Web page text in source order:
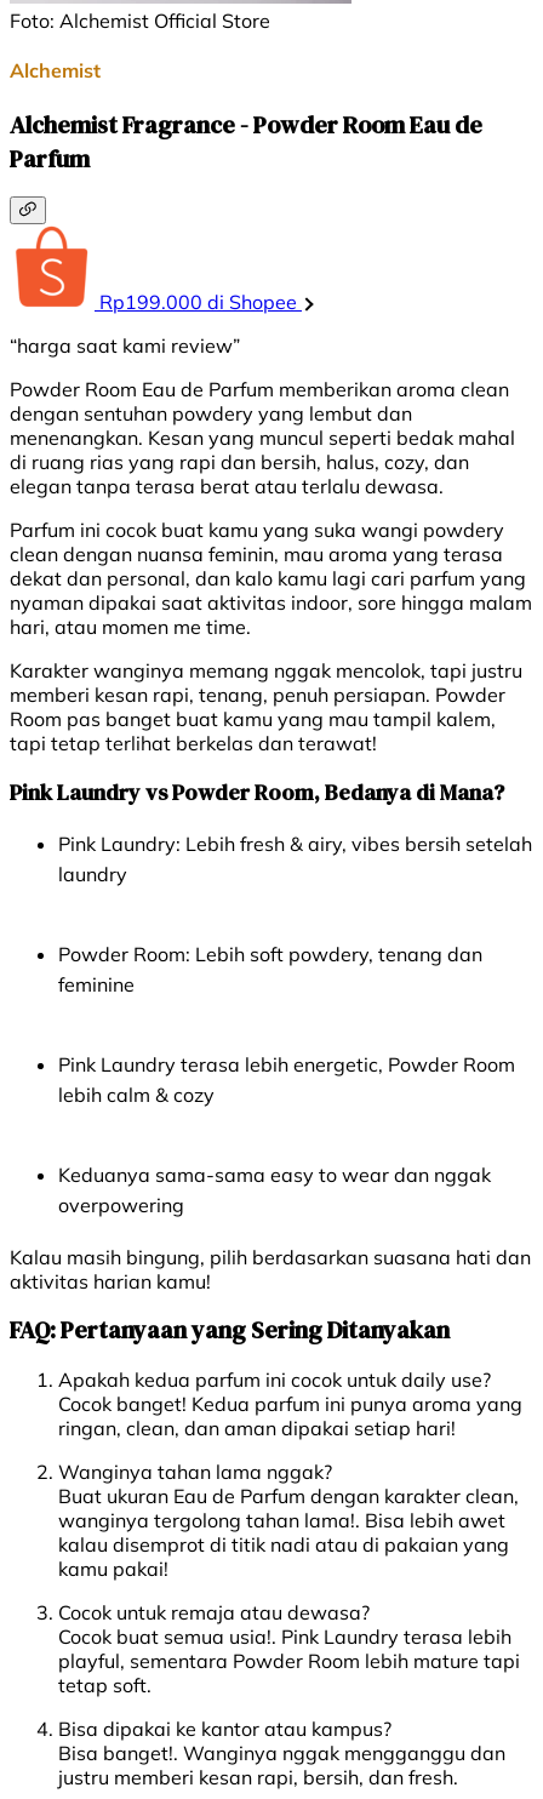
Foto: Alchemist Official Store
Alchemist
Alchemist Fragrance - Powder Room Eau de
Parfum
Rp199.000 di Shopee
“harga saat kami review”
Powder Room Eau de Parfum memberikan aroma clean
dengan sentuhan powdery yang lembut dan
menenangkan. Kesan yang muncul seperti bedak mahal
di ruang rias yang rapi dan bersih, halus, cozy, dan
elegan tanpa terasa berat atau terlalu dewasa.
Parfum ini cocok buat kamu yang suka wangi powdery
clean dengan nuansa feminin, mau aroma yang terasa
dekat dan personal, dan kalo kamu lagi cari parfum yang
nyaman dipakai saat aktivitas indoor, sore hingga malam
hari, atau momen me time.
Karakter wanginya memang nggak mencolok, tapi justru
memberi kesan rapi, tenang, penuh persiapan. Powder
Room pas banget buat kamu yang mau tampil kalem,
tapi tetap terlihat berkelas dan terawat!
Pink Laundry vs Powder Room, Bedanya di Mana?
Pink Laundry: Lebih fresh & airy, vibes bersih setelah
laundry
Powder Room: Lebih soft powdery, tenang dan
feminine
Pink Laundry terasa lebih energetic, Powder Room
lebih calm & cozy
Keduanya sama-sama easy to wear dan nggak
overpowering
Kalau masih bingung, pilih berdasarkan suasana hati dan
aktivitas harian kamu!
FAQ: Pertanyaan yang Sering Ditanyakan
Apakah kedua parfum ini cocok untuk daily use?
Cocok banget! Kedua parfum ini punya aroma yang
ringan, clean, dan aman dipakai setiap hari!
Wanginya tahan lama nggak?
Buat ukuran Eau de Parfum dengan karakter clean,
wanginya tergolong tahan lama!. Bisa lebih awet
kalau disemprot di titik nadi atau di pakaian yang
kamu pakai!
Cocok untuk remaja atau dewasa?
Cocok buat semua usia!. Pink Laundry terasa lebih
playful, sementara Powder Room lebih mature tapi
tetap soft.
Bisa dipakai ke kantor atau kampus?
Bisa banget!. Wanginya nggak mengganggu dan
justru memberi kesan rapi, bersih, dan fresh.